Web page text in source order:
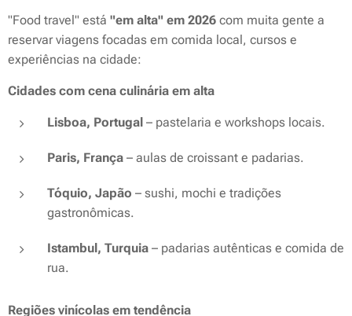
"Food travel" está "em alta" em 2026 com muita gente a
reservar viagens focadas em comida local, cursos e
experiências na cidade:
Cidades com cena culinária em alta
Lisboa, Portugal – pastelaria e workshops locais.
Paris, França – aulas de croissant e padarias.
Tóquio, Japão – sushi, mochi e tradições
gastronômicas.
Istambul, Turquia – padarias autênticas e comida de
rua.
Regiões vinícolas em tendência